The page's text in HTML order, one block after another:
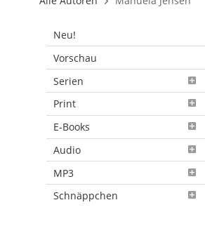
Neu!
Vorschau
Serien
Print
E-Books
Audio
MP3
Schnäppchen